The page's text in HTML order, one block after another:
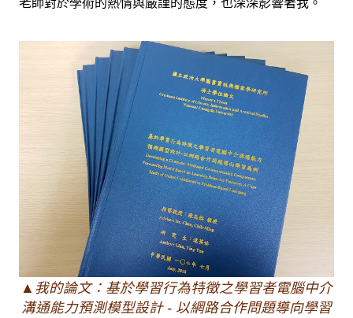
▲我的論文：基於學習行為特徵之學習者電腦中介
溝通能力預測模型設計 - 以網路合作問題導向學習